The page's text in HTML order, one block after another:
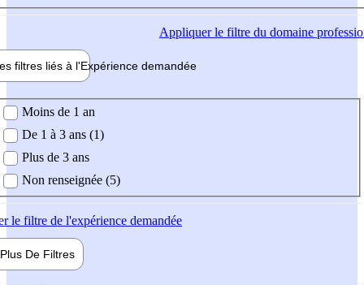
Appliquerle filtre du domaine
filtres liés à l'Expérience demandée
demandée
Moins de 1 an
De 1 à 3 ans (1)
Plus de 3 ans
Non renseignée (5)
le filtre de l'expérience demandée
Plus De Filtres